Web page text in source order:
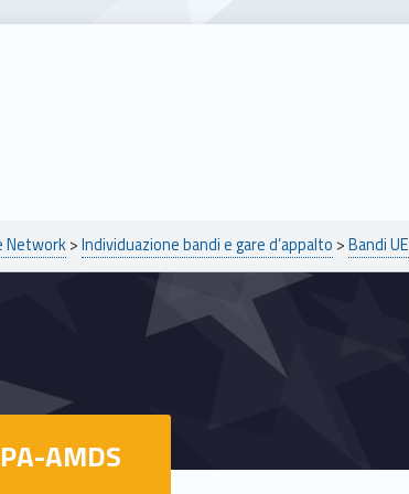
Network>Individuazione bandi e gare d’appalto >Bandi UE
AMDS